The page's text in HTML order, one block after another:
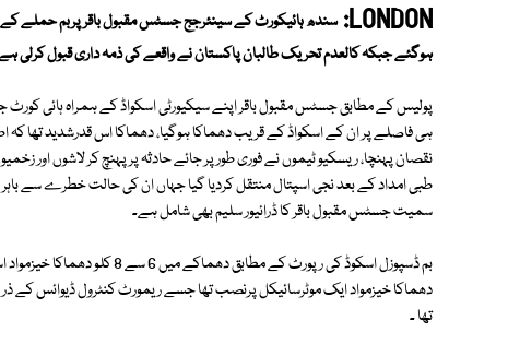
LONDON:
ہوگئے جبکہ کالعدم تحریک طالبان پاکستان نے واقعے کی ذمہ داری قبول کرلی
پولیس کے مطابق جسٹس مقبول باقر اپنے سیکیورٹی اسکواڈ کے ہمراہ ہائی
ہی فاصلے پر ان کے اسکواڈ کے قریب دھماکا ہوگیا، دھماکا اس قدرشدید
نقصان پہنچا، ریسکیو ٹیموں نے فوری طور پر جائے حادثہ پر پہنچ کر لاشوں اور
سمیت جسٹس مقبول باقر کا ڈرائیور سلیم بھی شامل ہے۔
بم ڈسپوزل اسکوڈ کی رپورٹ کے
دھماکا خیزمواد ایک موٹرسائیکل پرنصب تھا جسے ریمورٹ کنٹرول ڈیوائس کے
تھا ۔